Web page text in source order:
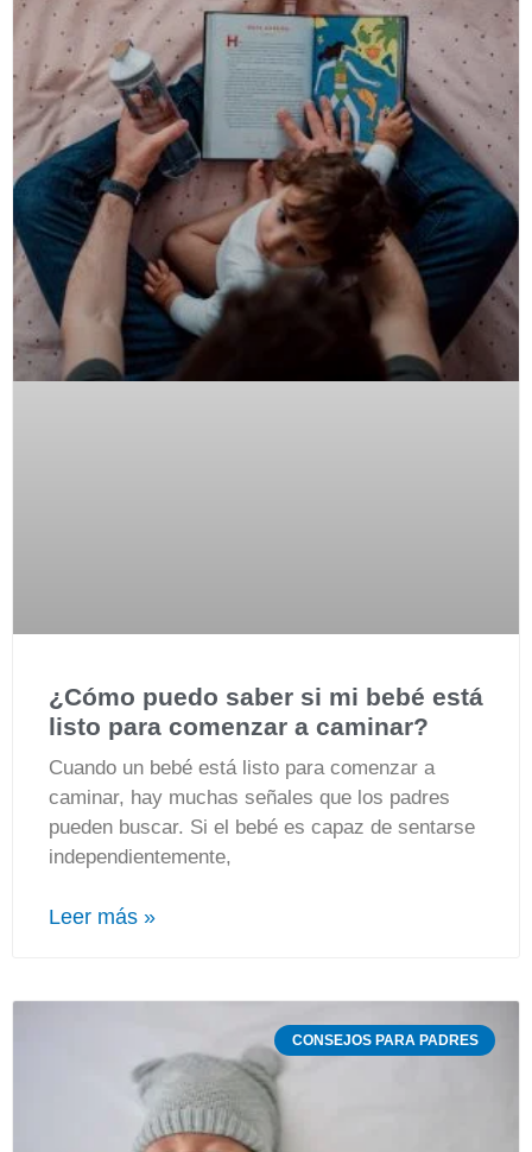
¿Cómo puedo saber si mi bebé está
listo para comenzar a caminar?
Cuando un bebé está listo para comenzar a
caminar, hay muchas señales que los padres
pueden buscar. Si el bebé es capaz de sentarse
independientemente,
Leer más »
CONSEJOS PARA PADRES